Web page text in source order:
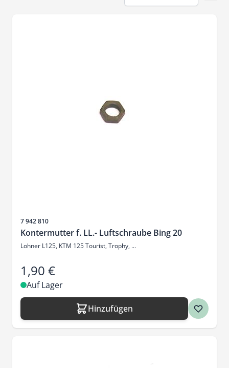
Artikelnr.
7 942 810
Kontermutter f. LL.- Luftschraube Bing 20
Lohner L125, KTM 125 Tourist, Trophy, ...
1,90 €
Auf Lager
Hinzufügen